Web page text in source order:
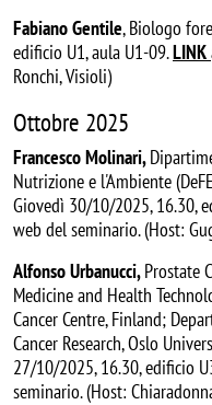
Fabiano Gentile, Biologo
edificio U1, aula U1-09.LINK
Ronchi, Visioli)
Ottobre 2025
Francesco Molinari,
Nutrizione e l'Ambiente
Giovedì 30/10/2025, 16.30,
web del seminario. (Host:
Alfonso Urbanucci,Prostate
Medicine and Health
Cancer Centre, Finland;
Cancer Research, Oslo
27/10/2025, 16.30, edificio
seminario. (Host: